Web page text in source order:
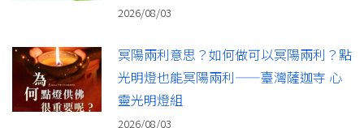
2026/08/03
冥陽兩利意思？如何做可以冥陽兩利？點
光明燈也能冥陽兩利——臺灣薩迦寺 心
靈光明燈組
2026/08/03